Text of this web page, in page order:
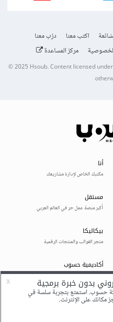
اكتب معنا
درّب معنا
مركز المساعدة
© 2025Hsoub.Content licensed